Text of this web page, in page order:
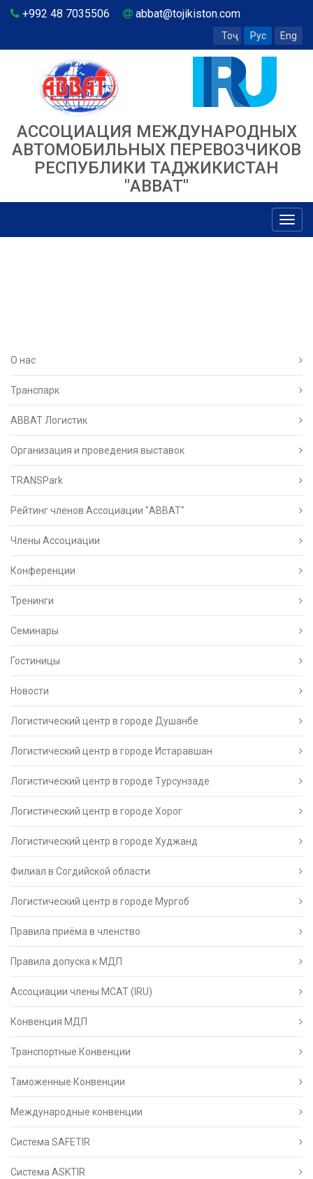
+992 48 7035506 abbat@tojikiston.com
Тоҷ Рус Eng
АССОЦИАЦИЯ МЕЖДУНАРОДНЫХ
АВТОМОБИЛЬНЫХ ПЕРЕВОЗЧИКОВ
РЕСПУБЛИКИ ТАДЖИКИСТАН
"ABBAT"
О нас
Транспарк
ABBAT Логистик
Организация и проведения выставок
TRANSPark
Рейтинг членов Ассоциации "АВВАТ"
Члены Ассоциации
Конференции
Тренинги
Семинары
Гостиницы
Новости
Логистический центр в городе Душанбе
Логистический центр в городе Истаравшан
Логистический центр в городе Турсунзаде
Логистический центр в городе Хорог
Логистический центр в городе Худжанд
Филиал в Согдийской области
Логистический центр в городе Мургоб
Правила приёма в членство
Правила допуска к МДП
Ассоциации члены МСАТ (IRU)
Конвенция МДП
Транспортные Конвенции
Таможенные Конвенции
Международные конвенции
Система SAFETIR
Система ASKTIR